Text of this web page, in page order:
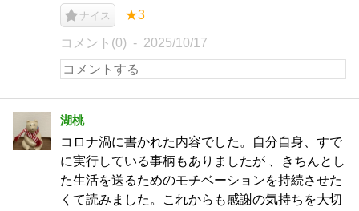
ナイス ★3
コメント(0) 2025/10/17
湖桃
コロナ渦に書かれた内容でした。自分自身、すで
に実行している事柄もありましたが 、きちんとし
た生活を送るためのモチベーションを持続させた
くて読みました。これからも感謝の気持ちを大切